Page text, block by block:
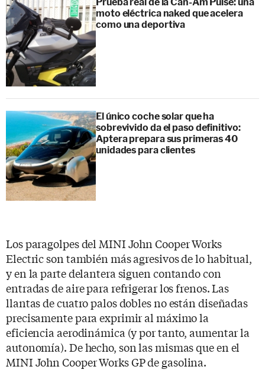
moto eléctrica naked que acelera
como una deportiva
El único coche solar que ha
sobrevivido da el paso definitivo:
Aptera prepara sus primeras 40
unidades para clientes
Los paragolpes del MINI John Cooper Works
Electric son también más agresivos de lo habitual,
y en la parte delantera siguen contando con
entradas de aire para refrigerar los frenos. Las
llantas de cuatro palos dobles no están diseñadas
precisamente para exprimir al máximo la
eficiencia aerodinámica (y por tanto, aumentar la
autonomía). De hecho, son las mismas que en el
MINI John Cooper Works GP de gasolina.